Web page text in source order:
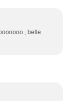
, belle